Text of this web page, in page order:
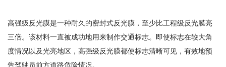
高强级反光膜是一种耐久的密封式反光膜，至少比工程级反光膜亮
三倍。该材料一直被成功地用来制作交通标志。即使标志在较大角
度情况以及光亮地区，高强级反光膜都使标志清晰可见，有效地预
告驾驶员前方道路危险情况。